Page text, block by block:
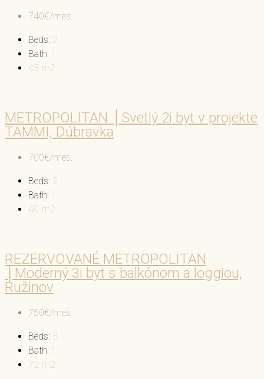
740€/mes.
Beds: 2
Bath: 1
43 m2
METROPOLITAN │Svetlý 2i byt v projekte
TAMMI, Dúbravka
700€/mes.
Beds: 2
Bath: 1
40 m2
REZERVOVANÉ METROPOLITAN
│Moderný 3i byt s balkónom a loggiou,
Ružinov
750€/mes.
Beds: 3
Bath: 1
72 m2